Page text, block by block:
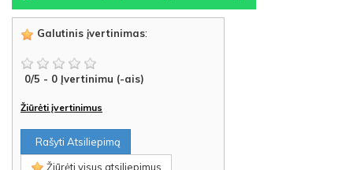
Galutinis įvertinimas:
0/5 - 0 Įvertinimu (-ais)
Žiūrėti įvertinimus
Rašyti Atsiliepimą
Žiūrėti visus atsiliepimus